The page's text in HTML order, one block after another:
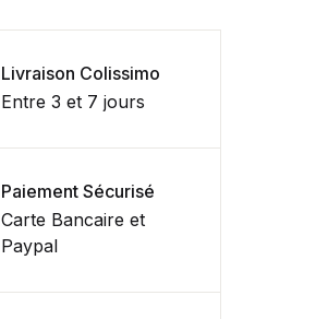
Livraison Colissimo
Entre 3 et 7 jours
Paiement Sécurisé
Carte Bancaire et
Paypal